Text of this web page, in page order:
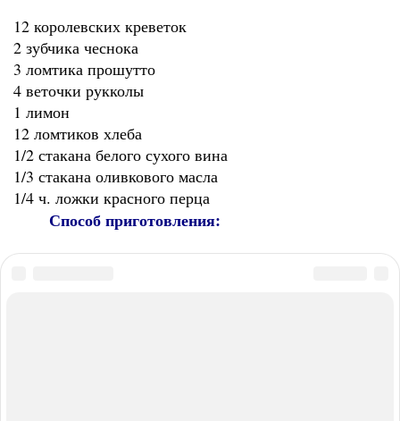
12 королевских креветок
2 зубчика чеснока
3 ломтика прошутто
4 веточки рукколы
1 лимон
12 ломтиков хлеба
1/2 стакана белого сухого вина
1/3 стакана оливкового масла
1/4 ч. ложки красного перца
Способ приготовления: